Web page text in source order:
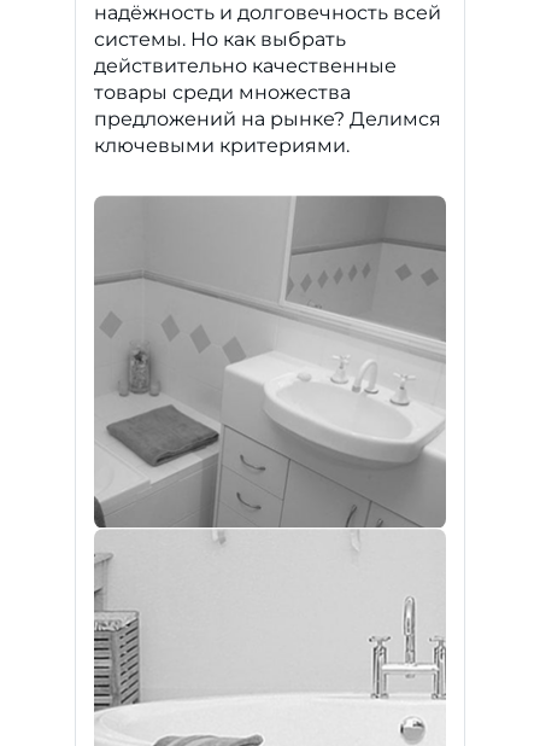
надёжность и долговечность всей
системы. Но как выбрать
действительно качественные
товары среди множества
предложений на рынке? Делимся
ключевыми критериями.